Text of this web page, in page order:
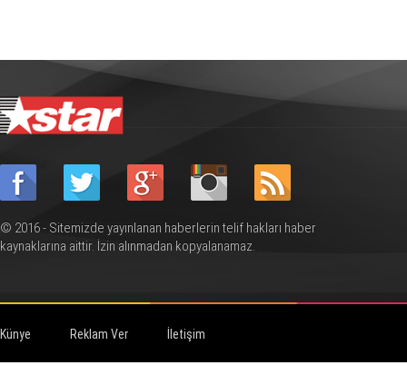
© 2016 - Sitemizde yayınlanan haberlerin telif hakları haber
kaynaklarına aittir. İzin alınmadan kopyalanamaz.
Künye Reklam Ver İletişim